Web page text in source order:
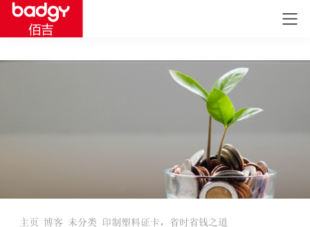
主页 博客 未分类 印制塑料证卡，省时省钱之道